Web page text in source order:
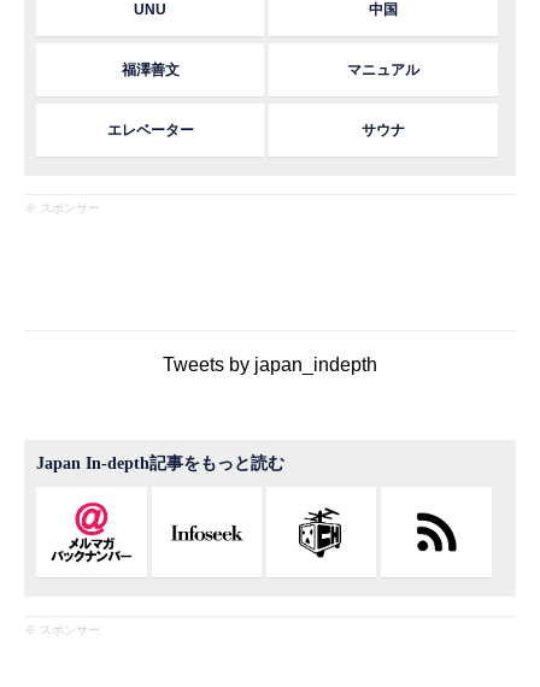
UNU 中国
福澤善文 マニュアル
エレベーター サウナ
※ スポンサー
Tweets by japan_indepth
Japan In-depth記事をもっと読む
※ スポンサー